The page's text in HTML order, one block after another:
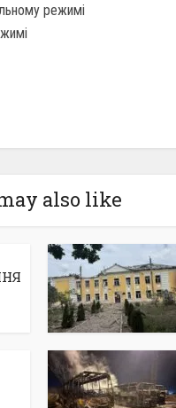
режимі
also like